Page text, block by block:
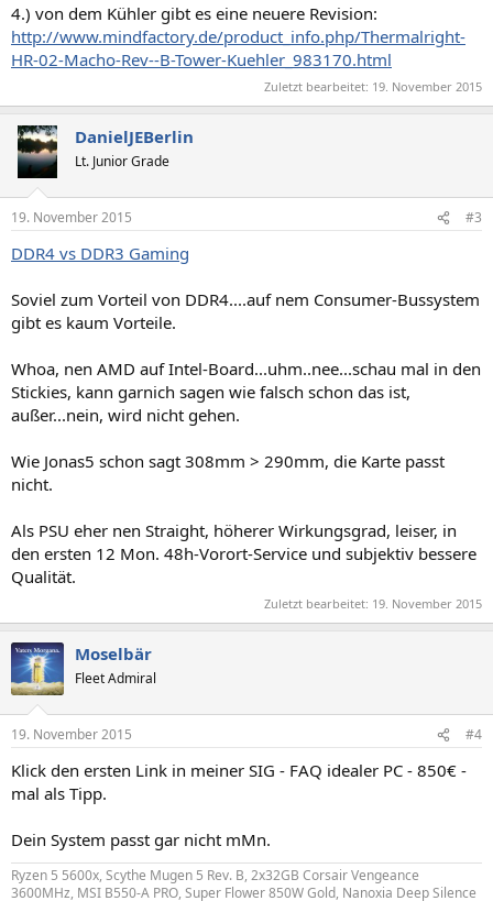
4.) von dem Kühler gibt es eine neuere Revision:
http://www.mindfactory.de/product_info.php/Thermalright-
HR-02-Macho-Rev--B-Tower-Kuehler_983170.html
Zuletzt bearbeitet: 19. November 2015
DanielJEBerlin
Lt. Junior Grade
19. November 2015 #3
DDR4 vs DDR3 Gaming
Soviel zum Vorteil von DDR4....auf nem Consumer-Bussystem
gibt es kaum Vorteile.
Whoa, nen AMD auf Intel-Board...uhm..nee...schau mal in den
Stickies, kann garnich sagen wie falsch schon das ist,
außer...nein, wird nicht gehen.
Wie Jonas5 schon sagt 308mm > 290mm, die Karte passt
nicht.
Als PSU eher nen Straight, höherer Wirkungsgrad, leiser, in
den ersten 12 Mon. 48h-Vorort-Service und subjektiv bessere
Qualität.
Zuletzt bearbeitet: 19. November 2015
Moselbär
Fleet Admiral
19. November 2015 #4
Klick den ersten Link in meiner SIG - FAQ idealer PC - 850€ -
mal als Tipp.
Dein System passt gar nicht mMn.
Ryzen 5 5600x, Scythe Mugen 5 Rev. B, 2x32GB Corsair Vengeance
3600MHz, MSI B550-A PRO, Super Flower 850W Gold, Nanoxia Deep Silence